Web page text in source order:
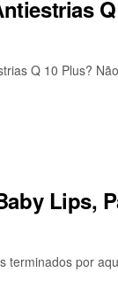
Q 10 Plus?
Lips,
terminados por